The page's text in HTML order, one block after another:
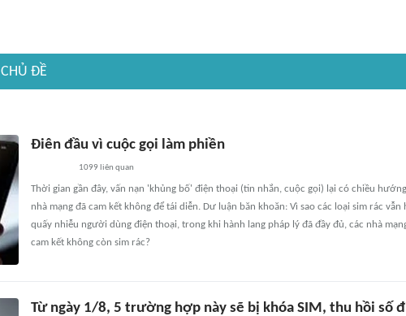
CHỦ ĐỀ
Điên đầu vì cuộc gọi làm phiền
1099 liên quan
Thời gian gần đây, vấn nạn 'khủng bố' điện thoại (tin nhắn, cuộc gọi) lại có chiều
nhà mạng đã cam kết không để tái diễn. Dư luận băn khoăn: Vì sao các loại sim rác vẫn
quấy nhiễu người dùng điện thoại, trong khi hành lang pháp lý đã đầy đủ, các nhà
cam kết không còn sim rác?
Từ ngày 1/8, 5 trường hợp này sẽ bị khóa SIM, thu hồi số